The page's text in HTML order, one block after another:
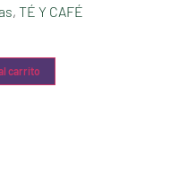
, TÉ Y CAFÉ
carrito